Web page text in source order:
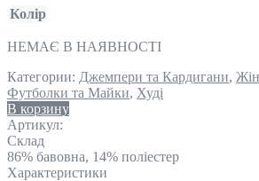
Колір
НЕМАЄ В НАЯВНОСТІ
Категории: Джемпери та Кардигани,
Футболки та Майки, Худі
В корзину
Артикул:
Склад
86% бавовна, 14% поліестер
Характеристики